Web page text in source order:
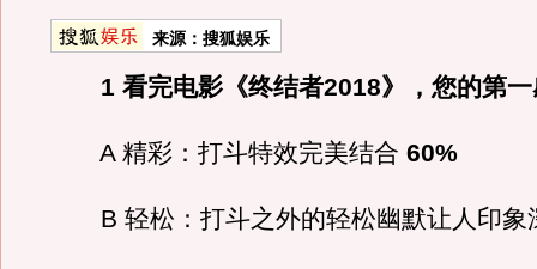
来源： 搜狐娱乐
1 看完电影《终结者2018》，您的第一
A 精彩：打斗特效完美结合 60%
B 轻松：打斗之外的轻松幽默让人印象